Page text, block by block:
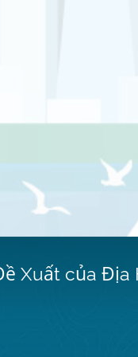
Xuất của Địa